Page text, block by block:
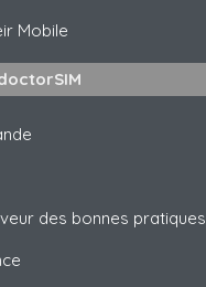
Mobile
des bonnes pratiques